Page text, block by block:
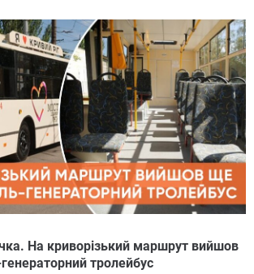
На криворізький маршрут вийшов
тролейбус